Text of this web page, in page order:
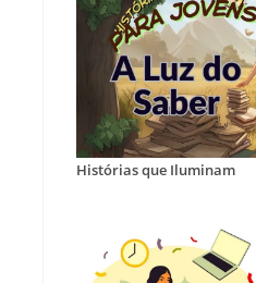
Histórias que Iluminam